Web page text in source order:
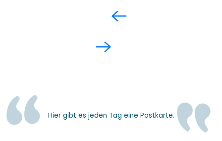
Hier gibt es jeden Tag eine Postkarte.